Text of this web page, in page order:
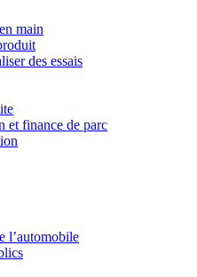
main
des essais
et finance de parc
l’automobile